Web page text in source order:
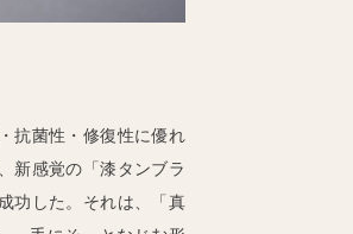
抗菌性・修復性に優れ
新感覚の「漆タンブラ
功した。それは、「真